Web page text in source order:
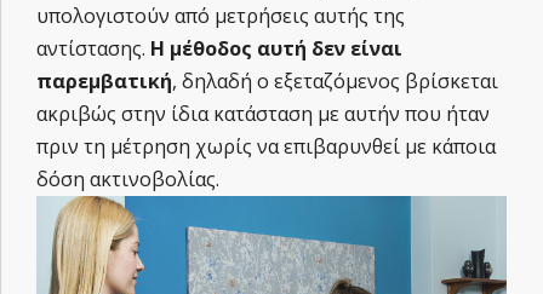
υπολογιστούν από μετρήσεις αυτής της
αντίστασης. Η μέθοδος αυτή δεν είναι
παρεμβατική, δηλαδή ο εξεταζόμενος βρίσκεται
ακριβώς στην ίδια κατάσταση με αυτήν που ήταν
πριν τη μέτρηση χωρίς να επιβαρυνθεί με κάποια
δόση ακτινοβολίας.